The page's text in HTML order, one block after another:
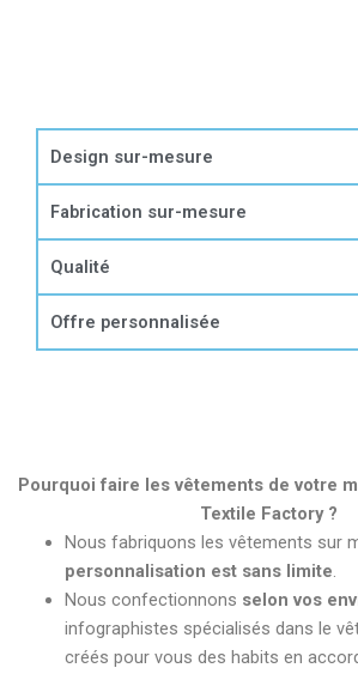
Design sur-mesure
Fabrication sur-mesure
Qualité
Offre personnalisée
Pourquoi faire les vêtements de votre
Textile Factory ?
Nous fabriquons les vêtements sur
personnalisation est sans limite.
Nous confectionnons selon vos
infographistes spécialisés dans le
créés pour vous des habits en